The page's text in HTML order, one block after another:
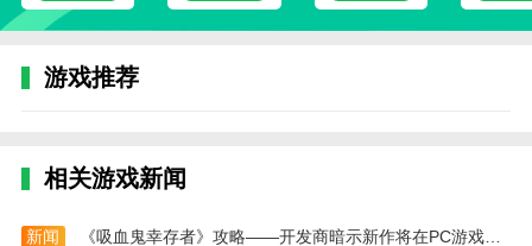
5、农历查询、黄历查询、宜忌查询、择吉日等也
是很便捷的，随时掌握每天的日期情况
今天的天气情况，方便我出门前做好准备。这点在旅行
游戏推荐
相关游戏新闻
新闻 《吸血鬼幸存者》攻略——开发商暗示新作将在PC游戏展公布